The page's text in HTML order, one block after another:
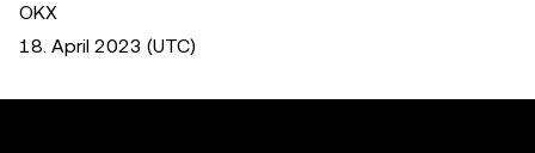
OKX
18. April 2023 (UTC)